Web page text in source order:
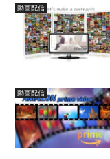
動画配信
動画配信